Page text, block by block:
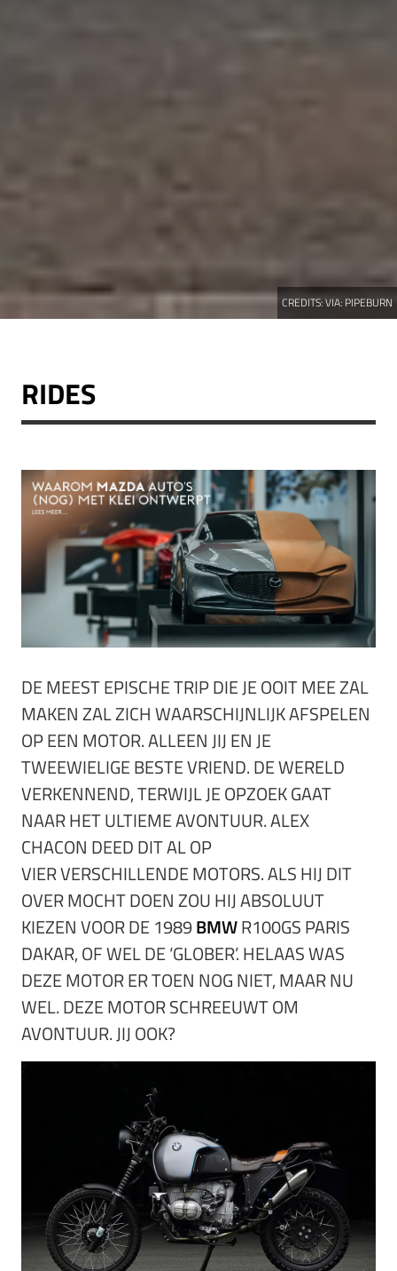
CREDITS:VIA: PIPEBURN
RIDES
DE MEEST EPISCHE TRIP DIE JE OOIT MEE ZAL
MAKEN ZAL ZICH WAARSCHIJNLIJK AFSPELEN
OP EEN MOTOR. ALLEEN JIJ EN JE
TWEEWIELIGE BESTE VRIEND. DE WERELD
VERKENNEND, TERWIJL JE OPZOEK GAAT
NAAR HET ULTIEME AVONTUUR. ALEX
CHACON DEED DIT AL OP
VIER VERSCHILLENDE MOTORS. ALS HIJ DIT
OVER MOCHT DOEN ZOU HIJ ABSOLUUT
KIEZEN VOOR DE 1989BMWR100GS PARIS
DAKAR, OF WEL DE ‘GLOBER’. HELAAS WAS
DEZE MOTOR ER TOEN NOG NIET, MAAR NU
WEL. DEZE MOTOR SCHREEUWT OM
AVONTUUR. JIJ OOK?